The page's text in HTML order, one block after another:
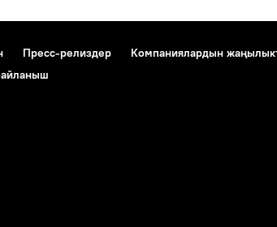
Пресс-релиздер Компаниялардын